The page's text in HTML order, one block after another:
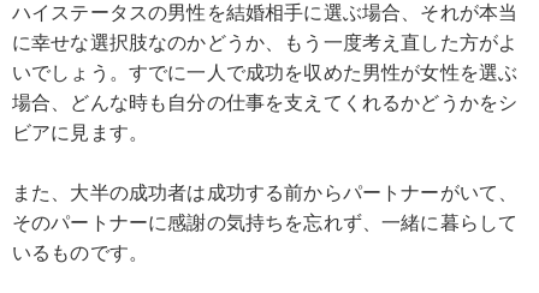
ハイステータスの男性を結婚相手に選ぶ場合、それが本当
に幸せな選択肢なのかどうか、もう一度考え直した方がよ
いでしょう。すでに一人で成功を収めた男性が女性を選ぶ
場合、どんな時も自分の仕事を支えてくれるかどうかをシ
ビアに見ます。
また、大半の成功者は成功する前からパートナーがいて、
そのパートナーに感謝の気持ちを忘れず、一緒に暮らして
いるものです。